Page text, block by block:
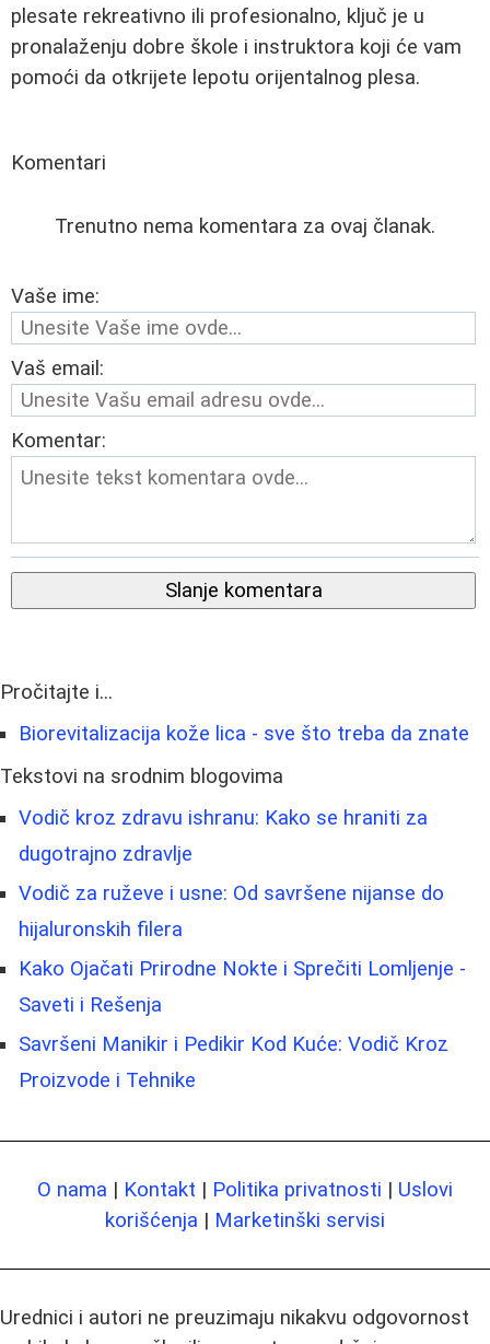
plesate rekreativno ili profesionalno, ključ je u
pronalaženju dobre škole i instruktora koji će vam
pomoći da otkrijete lepotu orijentalnog plesa.
Komentari
Trenutno nema komentara za ovaj članak.
Vaše ime:
Vaš email:
Komentar:
Slanje komentara
Pročitajte i...
Biorevitalizacija kože lica - sve što treba da znate
Tekstovi na srodnim blogovima
Vodič kroz zdravu ishranu: Kako se hraniti za
dugotrajno zdravlje
Vodič za ruževe i usne: Od savršene nijanse do
hijaluronskih filera
Kako Ojačati Prirodne Nokte i Sprečiti Lomljenje -
Saveti i Rešenja
Savršeni Manikir i Pedikir Kod Kuće: Vodič Kroz
Proizvode i Tehnike
O nama | Kontakt | Politika privatnosti | Uslovi
korišćenja | Marketinški servisi
Urednici i autori ne preuzimaju nikakvu odgovornost